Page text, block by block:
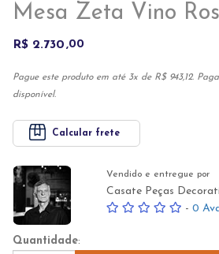
Mesa Zeta Vino
R$ 2.730 00
Pague este produto em até 3x de R$ 943,12.
disponível.
Calcular frete
Vendido e entregue por
Casate Peças
- 0
Quantidade: